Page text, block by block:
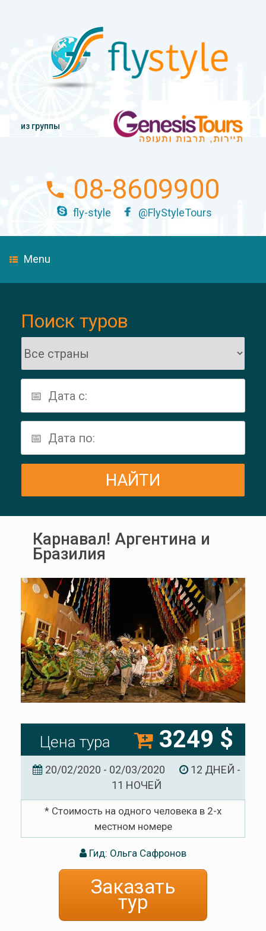
из группы
08-8609900
fly-style @FlyStyleTours
Menu
Поиск туров
Карнавал! Аргентина и
Бразилия
Цена тура 3249 $
20/02/2020 - 02/03/2020
12 ДНЕЙ -
11 НОЧЕЙ
* Стоимость на одного человека в 2-х
местном номере
Гид: Ольга Сафронов
Заказать
тур